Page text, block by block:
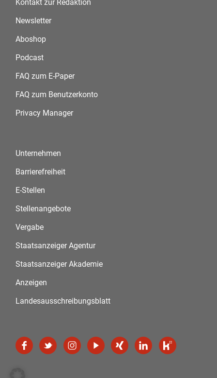
Kontakt zur Redaktion
Newsletter
Aboshop
Podcast
FAQ zum E-Paper
FAQ zum Benutzerkonto
Privacy Manager
Unternehmen
Barrierefreiheit
E-Stellen
Stellenangebote
Vergabe
Staatsanzeiger Agentur
Staatsanzeiger Akademie
Anzeigen
Landesausschreibungsblatt